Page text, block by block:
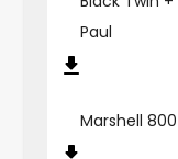
Paul
Marshell 800